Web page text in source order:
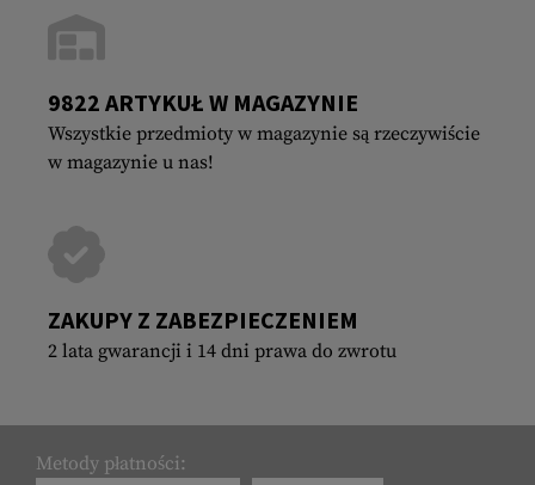
9822 ARTYKUŁ W MAGAZYNIE
Wszystkie przedmioty w magazynie są rzeczywiście
w magazynie u nas!
ZAKUPY Z ZABEZPIECZENIEM
2 lata gwarancji i 14 dni prawa do zwrotu
Metody płatności: